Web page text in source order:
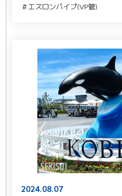
＃エスロンパイプ(VP管)
2024.08.07